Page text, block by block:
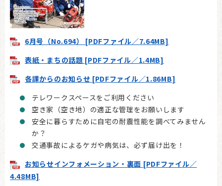
6月号（No.694） [PDFファイル／7.64MB]
表紙・まちの話題 [PDFファイル／1.4MB]
各課からのお知らせ [PDFファイル／1.86MB]
テレワークスペースをご利用ください
空き家（空き地）の適正な管理をお願いします
安全に暮らすために自宅の耐震性能を調べてみません
か？
交通事故によるケガや病気は、必ず届け出を！
お知らせインフォメーション・裏面 [PDFファイル／
4.48MB]